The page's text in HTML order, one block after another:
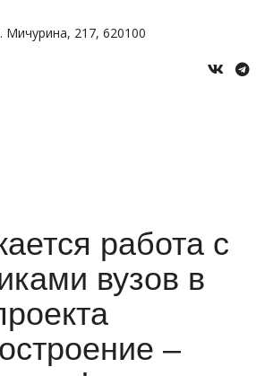
Мичурина, 217, 620100
работа с
вузов в
–